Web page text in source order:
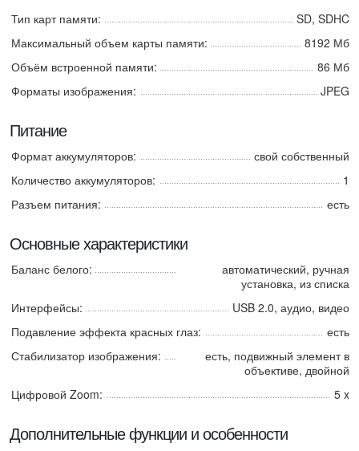
Тип карт памяти:
SD, SDHC
Максимальный объем карты памяти:
8192 Мб
Объём встроенной памяти:
86 Мб
Форматы изображения:
JPEG
Питание
Формат аккумуляторов:
свой собственный
Количество аккумуляторов:
1
Разъем питания:
есть
Основные характеристики
Баланс белого:
автоматический, ручная
установка, из списка
Интерфейсы:
USB 2.0, аудио, видео
Подавление эффекта красных глаз:
есть
Стабилизатор изображения:
есть, подвижный элемент в
объективе, двойной
Цифровой Zoom:
5 x
Дополнительные функции и особенности